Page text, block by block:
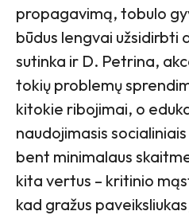
propagavimą, tobulo
būdus lengvai užsidirbti
sutinka ir D. Petrina,
tokių problemų
kitokie ribojimai, o
naudojimasis
bent minimalaus
kita vertus – kritinio
kad gražus